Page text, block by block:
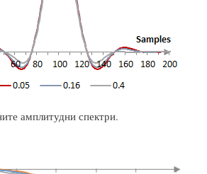
амплитудни спектри.